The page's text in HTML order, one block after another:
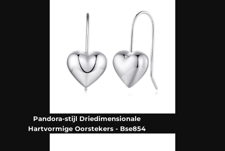
Pandora-stijl Driedimensionale
Hartvormige Oorstekers - Bse854